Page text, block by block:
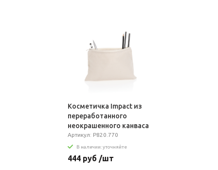
Косметичка Impact из
переработанного
неокрашенного канваса
AWARE™, 285 г/м²
Артикул: P820.770
В наличии: уточняйте
444 руб /шт